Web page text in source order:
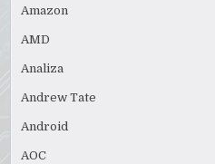
Amazon
AMD
Analiza
Andrew Tate
Android
AOC